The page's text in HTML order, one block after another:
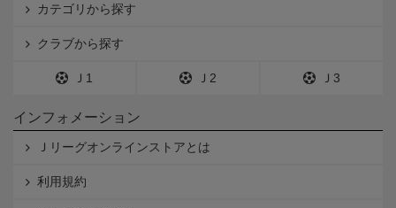
カテゴリから探す
クラブから探す
Ｊ1 Ｊ2 Ｊ3
インフォメーション
Ｊリーグオンラインストアとは
利用規約